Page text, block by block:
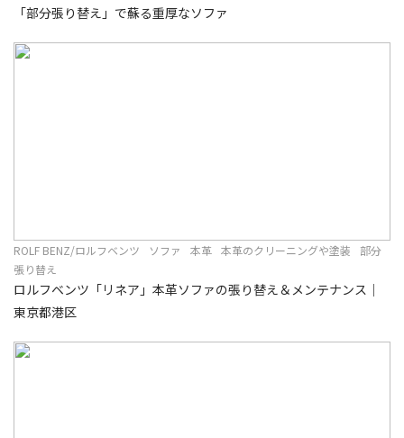
「部分張り替え」で蘇る重厚なソファ
ROLF BENZ/ロルフベンツ ソファ 本革 本革のクリーニングや塗装
部分
張り替え
ロルフベンツ「リネア」本革ソファの張り替え＆メンテナンス｜
東京都港区